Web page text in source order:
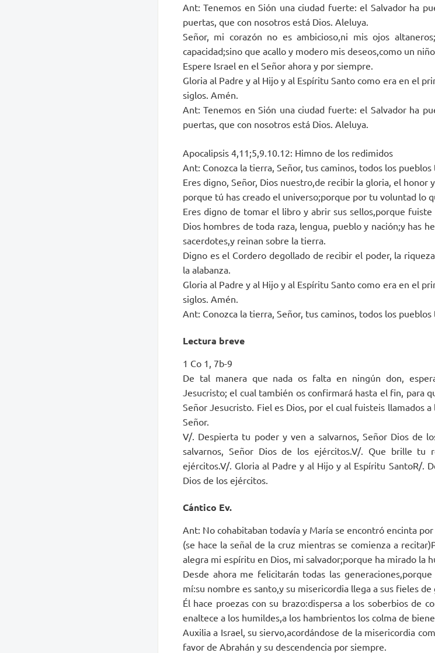
Ant: Tenemos en Sión una ciudad fuerte: el Salvador ha
puertas, que con nosotros está Dios. Aleluya.
Señor, mi corazón no es ambicioso,ni mis ojos
capacidad;sino que acallo y modero mis deseos,como un
Espere Israel en el Señor ahora y por siempre.
Gloria al Padre y al Hijo y al Espíritu Santo como era en el
siglos. Amén.
Ant: Tenemos en Sión una ciudad fuerte: el Salvador ha
puertas, que con nosotros está Dios. Aleluya.
Apocalipsis 4,11;5,9.10.12: Himno de los redimidos
Ant: Conozca la tierra, Señor, tus caminos, todos los pueblos
Eres digno, Señor, Dios nuestro,de recibir la gloria, el honor
porque tú has creado el universo;porque por tu voluntad lo
Eres digno de tomar el libro y abrir sus sellos,porque
Dios hombres de toda raza, lengua, pueblo y nación;y has
sacerdotes,y reinan sobre la tierra.
Digno es el Cordero degollado de recibir el poder, la
la alabanza.
Gloria al Padre y al Hijo y al Espíritu Santo como era en el
siglos. Amén.
Ant: Conozca la tierra, Señor, tus caminos, todos los pueblos
Lectura breve
1 Co 1, 7b-9
De tal manera que nada os falta en ningún don,
Jesucristo; el cual también os confirmará hasta el fin, para
Señor Jesucristo. Fiel es Dios, por el cual fuisteis llamados
Señor.
V/. Despierta tu poder y ven a salvarnos, Señor Dios de
salvarnos, Señor Dios de los ejércitos.V/. Que brille tu
ejércitos.V/. Gloria al Padre y al Hijo y al Espíritu SantoR/.
Dios de los ejércitos.
Cántico Ev.
Ant: No cohabitaban todavía y María se encontró encinta
(se hace la señal de la cruz mientras se comienza a
alegra mi espíritu en Dios, mi salvador;porque ha mirado la
Desde ahora me felicitarán todas las
mí:su nombre es santo,y su misericordia llega a sus fieles de
Él hace proezas con su brazo:dispersa a los soberbios de
enaltece a los humildes,a los hambrientos los colma de
Auxilia a Israel, su siervo,acordándose de la misericordia
favor de Abrahán y su descendencia por siempre.